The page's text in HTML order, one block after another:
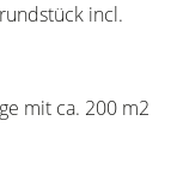
incl.
mit ca. 200 m2